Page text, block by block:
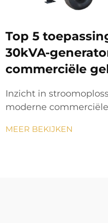
Top 5
30kVA-
commerciële
Inzicht in
moderne
handhaven van een
MEER BEKIJKEN